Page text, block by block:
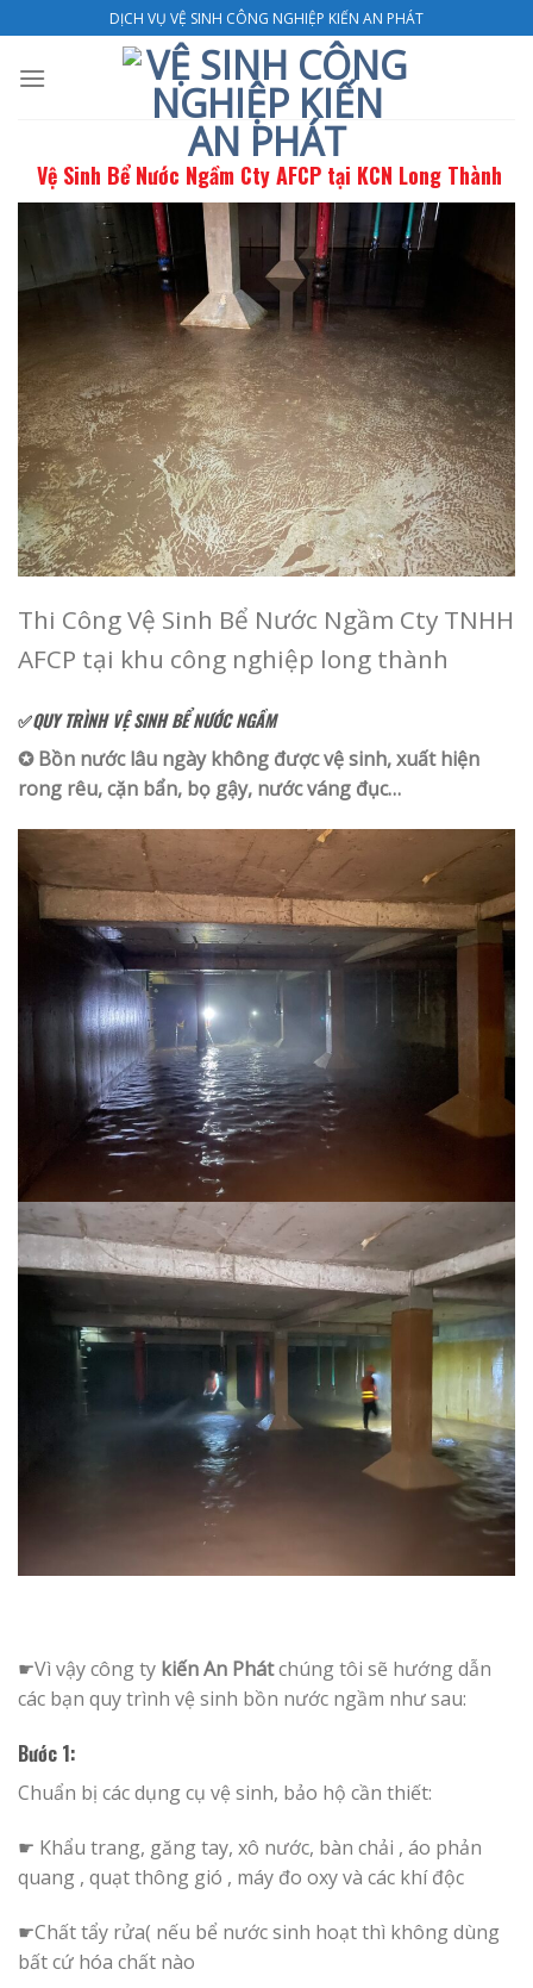
to
content
DỊCH VỤ VỆ SINH CÔNG NGHIỆP KIẾN AN PHÁT
Vệ Sinh Bể Nước Ngầm Cty AFCP tại KCN Long Thành
Thi Công Vệ Sinh Bể Nước Ngầm Cty TNHH
AFCP tại khu công nghiệp long thành
✅QUY TRÌNH VỆ SINH BỂ NƯỚC NGẦM
✪ Bồn nước lâu ngày không được vệ sinh, xuất hiện
rong rêu, cặn bẩn, bọ gậy, nước váng đục…
☛Vì vậy công ty kiến An Phátchúng tôi sẽ hướng dẫn
các bạn quy trình vệ sinh bồn nước ngầm như sau:
Bước 1:
Chuẩn bị các dụng cụ vệ sinh, bảo hộ cần thiết:
☛ Khẩu trang, găng tay, xô nước, bàn chải , áo phản
quang , quạt thông gió , máy đo oxy và các khí độc
☛Chất tẩy rửa( nếu bể nước sinh hoạt thì không dùng
bất cứ hóa chất nào